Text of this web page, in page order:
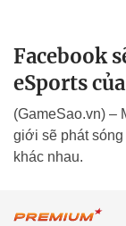
Facebook
eSports của
(GameSao.vn) –
giới sẽ phát
khác nhau.